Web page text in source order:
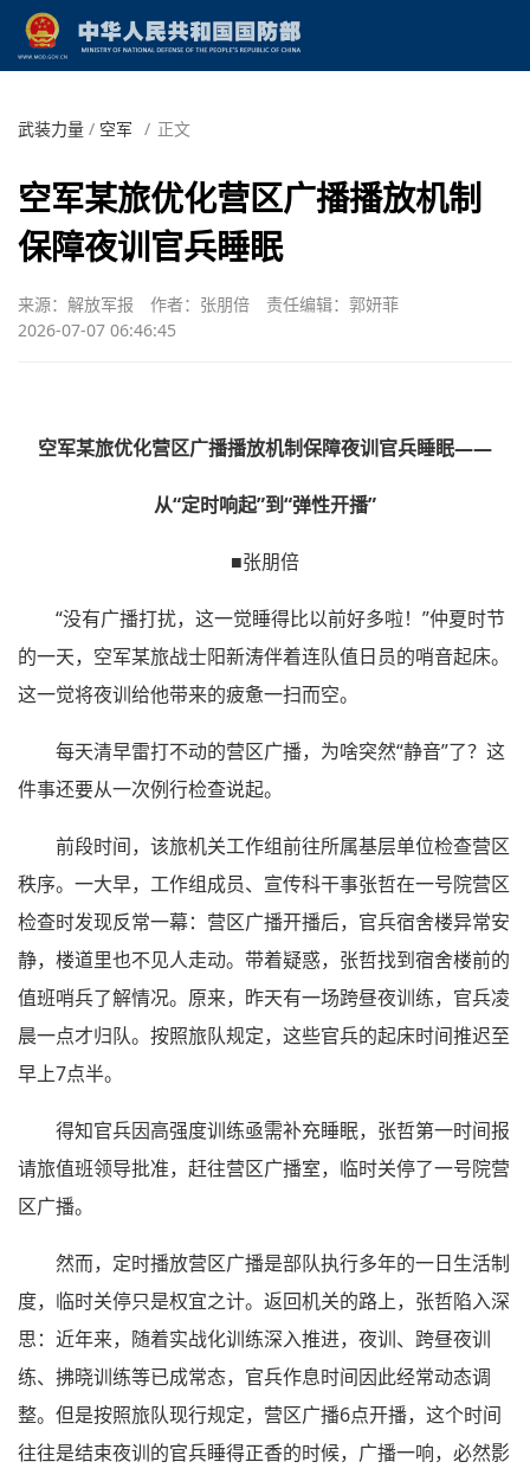
武装力量 / 空军 / 正文
空军某旅优化营区广播播放机制
保障夜训官兵睡眠
来源：解放军报 作者：张朋倍
责任编辑：郭妍菲
2026-07-07 06:46:45
空军某旅优化营区广播播放机制保障夜训官兵睡眠——
从“定时响起”到“弹性开播”
■张朋倍
“没有广播打扰，这一觉睡得比以前好多啦！”仲夏时节
的一天，空军某旅战士阳新涛伴着连队值日员的哨音起床。
这一觉将夜训给他带来的疲惫一扫而空。
每天清早雷打不动的营区广播，为啥突然“静音”了？这
件事还要从一次例行检查说起。
前段时间，该旅机关工作组前往所属基层单位检查营区
秩序。一大早，工作组成员、宣传科干事张哲在一号院营区
检查时发现反常一幕：营区广播开播后，官兵宿舍楼异常安
静，楼道里也不见人走动。带着疑惑，张哲找到宿舍楼前的
值班哨兵了解情况。原来，昨天有一场跨昼夜训练，官兵凌
晨一点才归队。按照旅队规定，这些官兵的起床时间推迟至
早上7点半。
得知官兵因高强度训练亟需补充睡眠，张哲第一时间报
请旅值班领导批准，赶往营区广播室，临时关停了一号院营
区广播。
然而，定时播放营区广播是部队执行多年的一日生活制
度，临时关停只是权宜之计。返回机关的路上，张哲陷入深
思：近年来，随着实战化训练深入推进，夜训、跨昼夜训
练、拂晓训练等已成常态，官兵作息时间因此经常动态调
整。但是按照旅队现行规定，营区广播6点开播，这个时间
往往是结束夜训的官兵睡得正香的时候，广播一响，必然影